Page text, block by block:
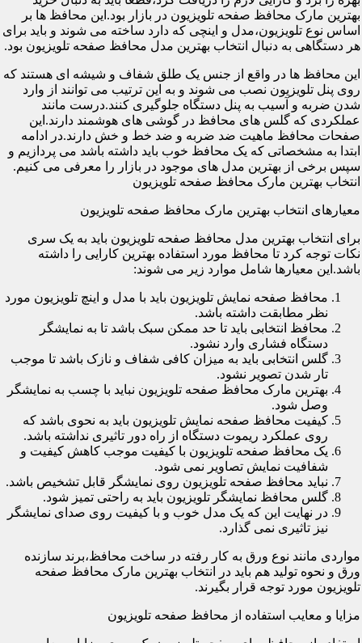
بهترین مارک محافظ صفحه تلویزیون در بازار بود.این محافظ ها بر
اساس نوع تلویزیون،مدل و اینچی که دارد ساخته می شوند و باید برای
هر دستگاهی به دنبال انتخاب بهترین مدل محافظ صفحه تلویزیون بود.
این محافظ ها در واقع از جنس یک طلق شفاف و شیشه ای هستند که
روی پنل تلویزیون نصب می شوند و به این ترتیب می توانند از وارد
شدن ضربه و آسیب به پنل دستگاه جلوگیری کنند.درست مانند
عملکردی که گلس های محافظ در گوشی های هوشمند دارند.این
صفحات محافظ ماهیت ضد ضربه و ضد خط و خش دارند.در ادامه
ابتدا به مشخصاتی که یک محافظ خوب باید داشته باشد می پردازیم و
سپس برخی از بهترین مدل های موجود در بازار را معرفی می کنیم.
انتخاب بهترین مارک محافظ صفحه تلویزیون
معیارهای انتخاب بهترین مارک محافظ صفحه تلویزیون
برای انتخاب بهترین مدل محافظ صفحه تلویزیون باید به یک سری
نکات توجه کرد تا محافظ مورد استفاده بهترین کارایی را داشته
باشد.این معیارها شامل موارد زیر می شوند:
محافظ صفحه نمایش تلویزیون باید با مدل و اینچ تلویزیون مورد
نظر مطابقت داشته باشد.
محافظ انتخابی باید تا حد ممکن سبک باشد تا به نمایشگر
دستگاه فشاری وارد نشود.
گلس انتخابی باید به میزان کافی شفاف و نازک باشد تا موجب
تار شدن تصویر نشود.
بهترین مارک محافظ صفحه تلویزیون نباید با چسب به نمایشگر
وصل شود.
کیفیت محافظ صفحه نمایش تلویزیون باید به نحوی باشد که
روی عملکرد ریموت دستگاه از راه دور تاثیری نداشته باشد.
یک محافظ صفحه تلویزیون با کیفیت موجب کاهش کیفیت و
شفافیت نمایش تصاویر نمی شود.
نباید محافظ صفحه تلویزیون روی نمایشگر قابل تشخیص باشد.
گلس محافظ نمایشگر تلویزیون باید به راحتی تمیز شود.
در نهایت این که یک مدل خوب و با کیفیت روی صدای نمایشگر
نیز تاثیری نمی گذارد.
مواردی مانند نوع ورق به کار رفته در ساخت محافظ،برند سازنده
ورق و نحوه تولید هم باید در انتخاب بهترین مارک محافظ صفحه
تلویزیون مورد توجه قرار بگیرند.
مزایا و معایب استفاده از محافظ صفحه تلویزیون